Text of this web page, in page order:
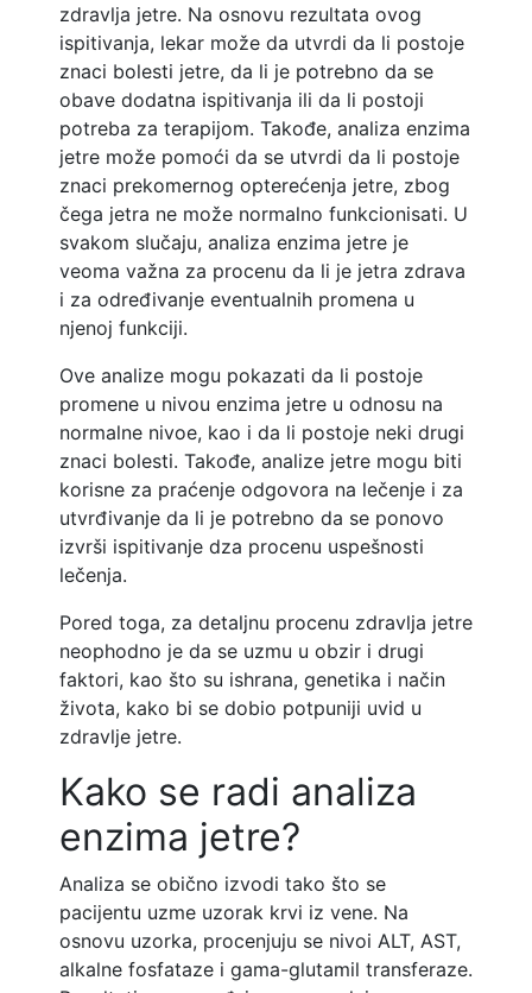
zdravlja jetre. Na osnovu rezultata ovog
ispitivanja, lekar može da utvrdi da li postoje
znaci bolesti jetre, da li je potrebno da se
obave dodatna ispitivanja ili da li postoji
potreba za terapijom. Takođe, analiza enzima
jetre može pomoći da se utvrdi da li postoje
znaci prekomernog opterećenja jetre, zbog
čega jetra ne može normalno funkcionisati. U
svakom slučaju, analiza enzima jetre je
veoma važna za procenu da li je jetra zdrava
i za određivanje eventualnih promena u
njenoj funkciji.
Ove analize mogu pokazati da li postoje
promene u nivou enzima jetre u odnosu na
normalne nivoe, kao i da li postoje neki drugi
znaci bolesti. Takođe, analize jetre mogu biti
korisne za praćenje odgovora na lečenje i za
utvrđivanje da li je potrebno da se ponovo
izvrši ispitivanje dza procenu uspešnosti
lečenja.
Pored toga, za detaljnu procenu zdravlja jetre
neophodno je da se uzmu u obzir i drugi
faktori, kao što su ishrana, genetika i način
života, kako bi se dobio potpuniji uvid u
zdravlje jetre.
Kako se radi analiza
enzima jetre?
Analiza se obično izvodi tako što se
pacijentu uzme uzorak krvi iz vene. Na
osnovu uzorka, procenjuju se nivoi ALT, AST,
alkalne fosfataze i gama-glutamil transferaze.